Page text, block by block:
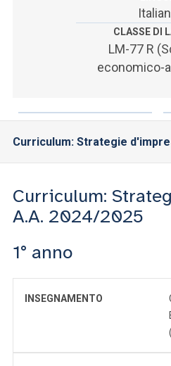
CLASSE DI
LM-77 R
economico-
Curriculum: Strategie
Curriculum:
A.A. 2024/2025
1° anno
INSEGNAMENTO